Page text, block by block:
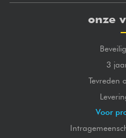
onze
3
Tevreden
Voor